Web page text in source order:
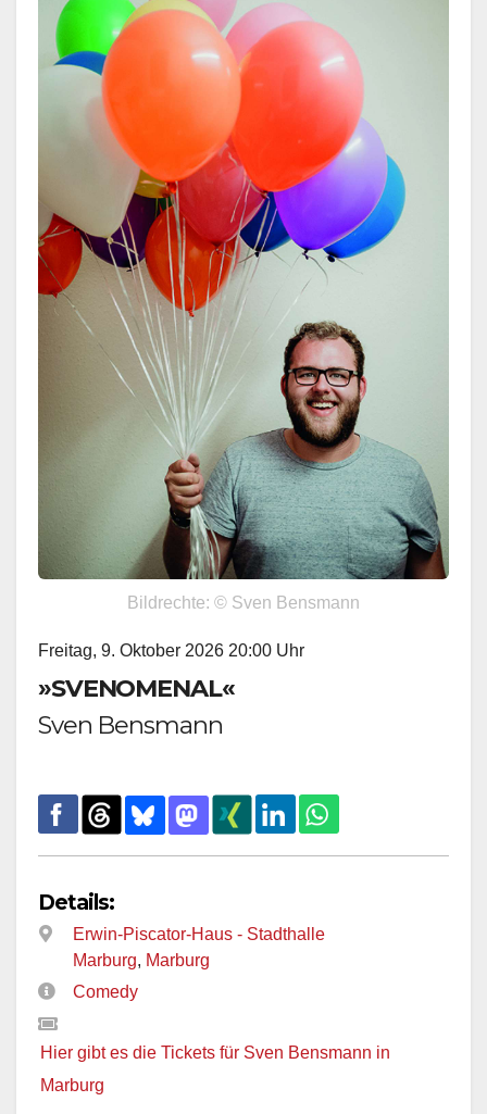
Bildrechte: © Sven Bensmann
Freitag, 9. Oktober 2026 20:00 Uhr
»SVENOMENAL«
Sven Bensmann
Details:
Erwin-Piscator-Haus - Stadthalle
Marburg, Marburg
Comedy
Hier gibt es die Tickets für Sven Bensmann in
Marburg